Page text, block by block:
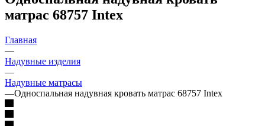
матрас 68757 Intex
Главная
—
Надувные изделия
—
Надувные матрасы
—Односпальная надувная кровать матрас 68757 Intex